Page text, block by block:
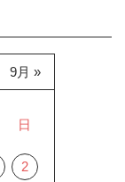
日
2
9月 »